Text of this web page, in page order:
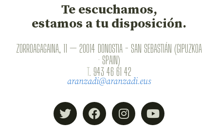
Te escuchamos,
estamos a tu disposición.
ZORROAGAGAINA, 11 — 20014 DONOSTIA - SAN SEBASTIÁN (GIPUZKOA
· SPAIN)
T. 943 46 61 42
aranzadi@aranzadi.eus